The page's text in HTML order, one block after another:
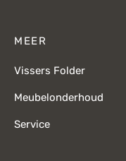
MEER
Vissers Folder
Meubelonderhoud
Service